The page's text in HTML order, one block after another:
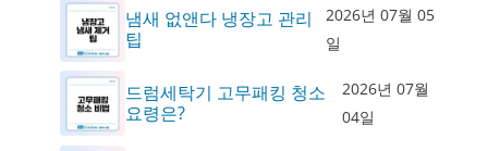
냄새 없앤다 냉장고 관리
팁
2026년 07월 05
일
드럼세탁기 고무패킹 청소
요령은?
2026년 07월
04일